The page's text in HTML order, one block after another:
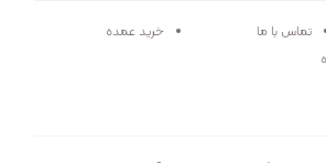
رفاهی نظیر پارکینگ‌های مجهز و خدمات باربری،
های عمده فروشی
تماس با ما
خرید عمده